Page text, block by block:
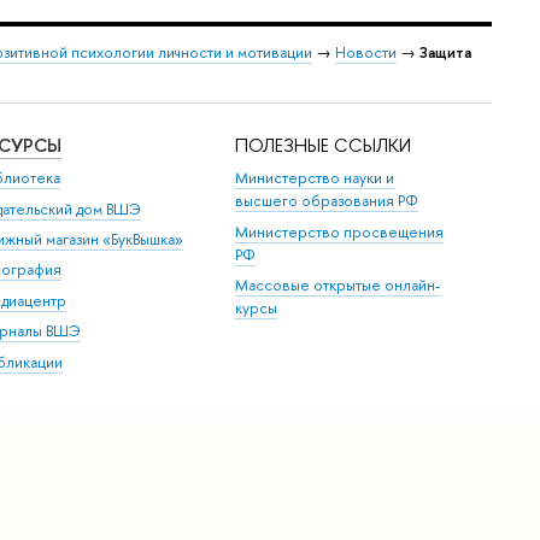
психологии личности и мотивации → Новости → Защита
дом ВШЭ
магазин «БукВышка»
ВШЭ
ПОЛЕЗНЫЕ ССЫЛКИ
Министерство науки и
высшего образования РФ
Министерство просвещения
РФ
Массовые открытые онлайн-
курсы